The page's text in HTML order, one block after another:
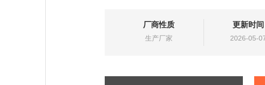
厂商性质
生产厂家
更新时间
2026-05-